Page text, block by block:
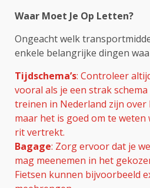
Waar Moet Je Op Letten?
Ongeacht welk
enkele belangrijke dingen
Tijdschema’s: Controleer
vooral als je een strak
treinen in Nederland zijn over
maar het is goed om te weten
rit vertrekt.
Bagage: Zorg ervoor dat je
mag meenemen in het
Fietsen kunnen bijvoorbeeld